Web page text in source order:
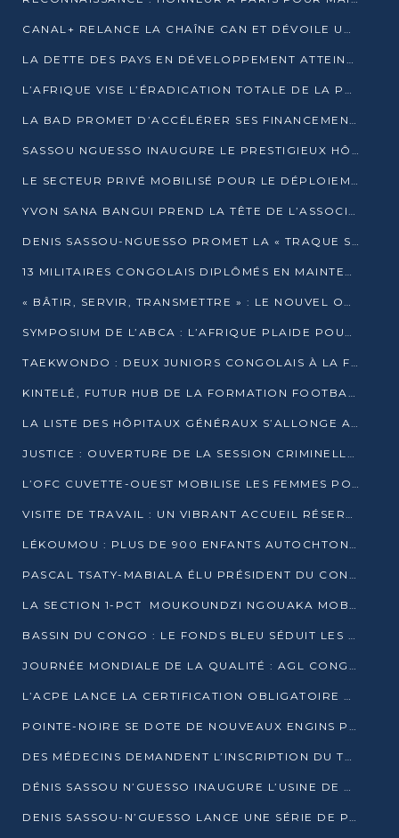
CANAL+ RELANCE LA CHAÎNE CAN ET DÉVOILE UNE OFFRE EXCEPTIONNELLE POUR DÉCEMBRE
LA DETTE DES PAYS EN DÉVELOPPEMENT ATTEINT UN SOMMET HISTORIQUE ENTRE 2022 ET 2024
L’AFRIQUE VISE L’ÉRADICATION TOTALE DE LA POLIOMYÉLITE D’ICI 2026
LA BAD PROMET D’ACCÉLÉRER SES FINANCEMENTS AVEC LE MINISTÈRE DE L’ASSAINISSEMENT
SASSOU NGUESSO INAUGURE LE PRESTIGIEUX HÔTEL KEMPINSKI BRAZZAVILLE
LE SECTEUR PRIVÉ MOBILISÉ POUR LE DÉPLOIEMENT DE 19 MINI-CENTRALES SOLAIRES
YVON SANA BANGUI PREND LA TÊTE DE L’ASSOCIATION DES BANQUES CENTRALES AFRICAINES
DENIS SASSOU-NGUESSO PROMET LA « TRAQUE SANS RELÂCHE » DU GRAND BANDITISME
13 MILITAIRES CONGOLAIS DIPLÔMÉS EN MAINTENANCE INDUSTRIELLE APRÈS TROIS ANS DE FORMATION À L’UNIVERSITÉ MARIEN-NGOUABI
« BÂTIR, SERVIR, TRANSMETTRE » : LE NOUVEL OUVRAGE QUI INTERPELLE LES COLLECTIVITÉS
SYMPOSIUM DE L’ABCA : L’AFRIQUE PLAIDE POUR UN FINANCEMENT CLIMATIQUE ÉQUITABLE
TAEKWONDO : DEUX JUNIORS CONGOLAIS À LA FINALE D’OPEN SYRIES 2025 À ABIDJAN
KINTELÉ, FUTUR HUB DE LA FORMATION FOOTBALLISTIQUE AFRICAINE ?
LA LISTE DES HÔPITAUX GÉNÉRAUX S’ALLONGE AU CONGO
JUSTICE : OUVERTURE DE LA SESSION CRIMINELLE À BRAZZAVILLE AVEC 52 DOSSIERS AU RÔLE
L’OFC CUVETTE-OUEST MOBILISE LES FEMMES POUR ACCUEILLIR LE PRÉSIDENT DE LA RÉPUBLIQUE
VISITE DE TRAVAIL : UN VIBRANT ACCUEIL RÉSERVÉ À DENIS SASSOU-N’GUESSO PAR L’ASSOCIATION « LES AMIS DE WOMO »
LÉKOUMOU : PLUS DE 900 ENFANTS AUTOCHTONES REÇOIVENT DES KITS SCOLAIRES GRÂCE À L’ESPACE OPOKO
PASCAL TSATY-MABIALA ÉLU PRÉSIDENT DU CONSEIL NATIONAL DE L’UPADS
LA SECTION 1-PCT MOUKOUNDZI NGOUAKA MOBILISE 100 000 FCFA POUR LE 6ᵉ CONGRÈS DU PARTI
BASSIN DU CONGO : LE FONDS BLEU SÉDUIT LES BAILLEURS À BELÉM
JOURNÉE MONDIALE DE LA QUALITÉ : AGL CONGO FORME ET SENSIBILISE LES JEUNES TALENTS
L’ACPE LANCE LA CERTIFICATION OBLIGATOIRE DES CONTRATS DE TRAVAIL DES TRANSPORTEURS
POINTE-NOIRE SE DOTE DE NOUVEAUX ENGINS POUR L’ASSAINISSEMENT ET L’ENTRETIEN ROUTIER
DES MÉDECINS DEMANDENT L’INSCRIPTION DU TRAITEMENT DU PIED-BOT DANS LES CURSUS UNIVERSITAIRES
DÉNIS SASSOU N’GUESSO INAUGURE L’USINE DE VALORISATION DU GAZ ASSOCIÉ
DENIS SASSOU-N’GUESSO LANCE UNE SÉRIE DE PROJETS DANS LE KOUILOU